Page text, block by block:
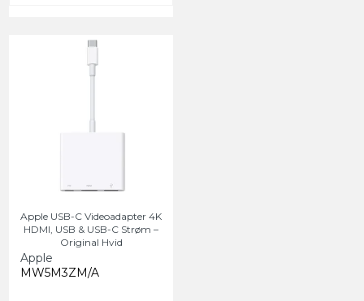
Apple USB-C Videoadapter 4K
HDMI, USB & USB-C Strøm –
Original Hvid
Apple
MW5M3ZM/A